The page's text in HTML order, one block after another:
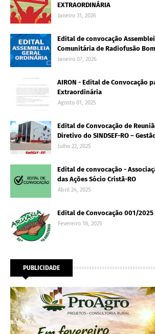
EXTRAORDINÁRIA
Janeiro 31, 2026
Edital de convocação
Comunitária de Radiofusão
Janeiro 07, 2026
AIRON - Edital de Convocação
Extraordinária
Agosto 01, 2025
Edital de Convocação de
Diretivo do SINDSEF-RO –
Julho 22, 2025
Edital de convocação -
das Ações Sócio Cristã-RO
Abril 24, 2025
Edital de Convocação 001/2025
Fevereiro 18, 2025
PUBLICIDADE